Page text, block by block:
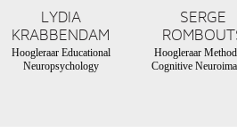
LYDIA
KRABBENDAM
Hoogleraar Educational
Neuropsychology
SERGE
Hoogleraar
Cognitive